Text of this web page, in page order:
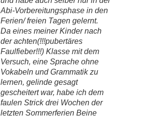
Abi-Vorbereitungsphase in den
Ferien/ freien Tagen gelernt.
Da eines meiner Kinder nach
der achten(!!!pubertäres
Faulfieber!!!) Klasse mit dem
Versuch, eine Sprache ohne
Vokabeln und Grammatik zu
lernen, gelinde gesagt
gescheitert war, habe ich dem
faulen Strick drei Wochen der
letzten Sommerferien Beine